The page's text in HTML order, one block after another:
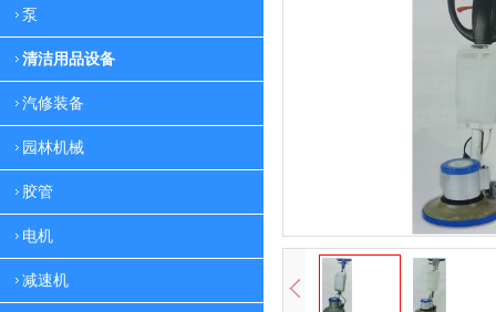
泵
清洁用品设备
汽修装备
园林机械
胶管
电机
减速机